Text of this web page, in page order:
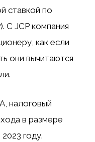
ставкой по
С JCP компания
как если
они вычитаются
налоговый
в размере
году.